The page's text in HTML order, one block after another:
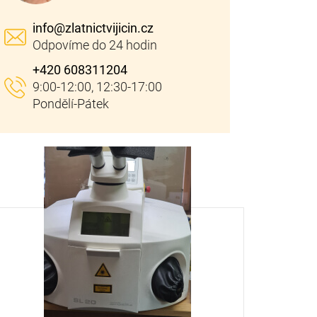
info@zlatnictvijicin.cz
+420 608311204